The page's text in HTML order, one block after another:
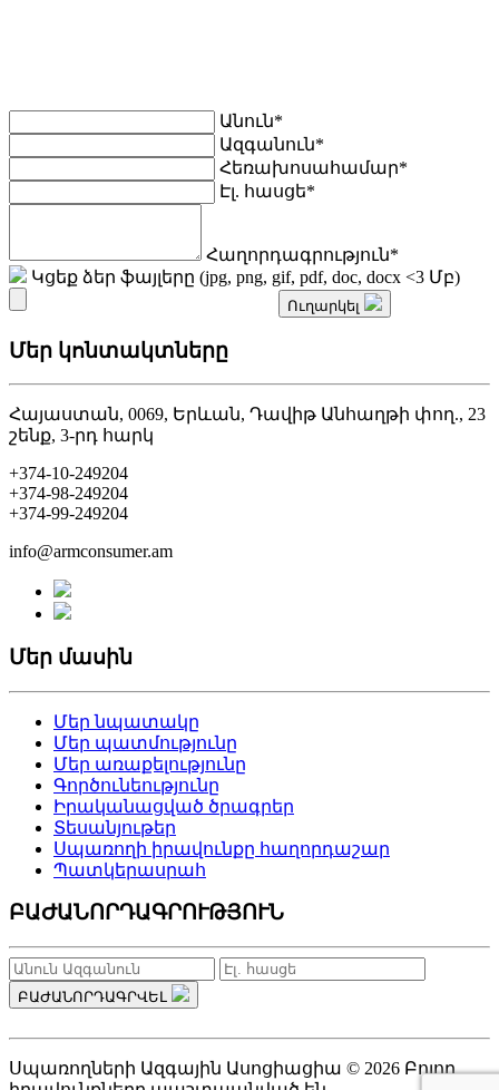
Անուն*
Ազգանուն*
Հեռա խոսա համար*
Էլ. հասցե*
Հաղորդագրություն*
Կցեք ձեր ֆայլերը (jpg, png, gif, pdf, doc, docx <3 Մբ)
Ուղարկել
Մեր կոնտակտները
Հայաստան, 0069, Երևան, Դավիթ Անհաղթի փող., 23
շենք, 3-րդ հարկ
+374-10-249204
+374-98-249204
+374-99-249204
info@armconsumer.am
Մեր մասին
Մեր նպատակը
Մեր պատմությունը
Մեր առաքելությունը
Գործունեությունը
Իրականացված ծրագրեր
Տեսանյութեր
Սպառողի իրավունքը հաղորդաշար
Պատկերասրահ
ԲԱԺԱՆՈՐԴԱԳՐՈՒԹՅՈՒՆ
ԲԱԺԱՆՈՐԴԱԳՐՎԵԼ
Սպառողների Ազգային Ասոցիացիա © 2026 Բոլոր